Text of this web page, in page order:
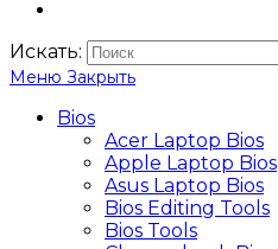
Искать:
Меню Закрыть
Bios
Acer Laptop Bios
Apple Laptop Bios
Asus Laptop Bios
Bios Editing Tools
Bios Tools